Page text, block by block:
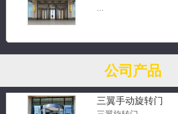
公司产品
三翼手动旋转门
三翼旋转门...